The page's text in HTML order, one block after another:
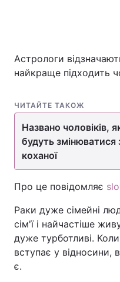
Астрологи
найкраще підходить
ЧИТАЙТЕ ТАКОЖ
Названо чоловіків,
будуть змінюватися
коханої
Про це повідомляє
Раки дуже сімейні
сім'ї і найчастіше
дуже турботливі.
вступає у відносини,
є.